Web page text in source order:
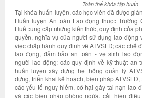
Toàn thể khóa tập huấn
Tại khóa huấn luyện, các học viên đã được
Huấn luyện An toàn Lao động thuộc Trường
Huế cung cấp những kiến thức, quy định của
quyền, nghĩa vụ của người sử dụng lao động
việc chấp hành quy định về ATVSLĐ; các chế
lao động, đảm bảo an toàn - vệ sinh lao
người lao động; các quy định về kỹ thuật an
huấn luyện xây dựng hệ thống quản lý
dựng, triển khai kế hoạch, biện pháp
các yếu tố nguy hiểm, có hại gây tai nạn lao
và các biện pháp phòng ngừa, cải thiện